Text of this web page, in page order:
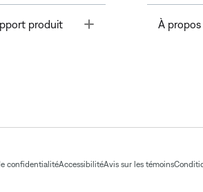
produit À
confidentialitéAccessibilitéAvis sur les témoins